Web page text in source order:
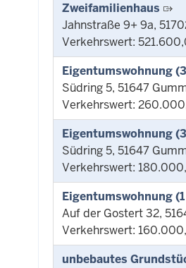
Zweifamilienhaus
Jahnstraße 9+ 9a,
Verkehrswert:
Eigentumswohnung
Südring 5, 51647
Verkehrswert:
Eigentumswohnung
Südring 5, 51647
Verkehrswert:
Eigentumswohnung
Auf der Gostert 32,
Verkehrswert:
unbebautes